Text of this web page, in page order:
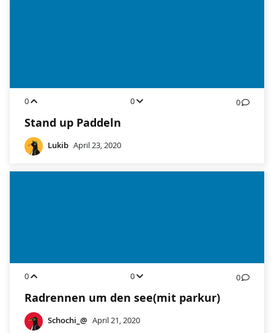
0 0 0
Stand up Paddeln
Lukib April 23, 2020
0 0 0
Radrennen um den see(mit parkur)
Schochi_@ April 21, 2020